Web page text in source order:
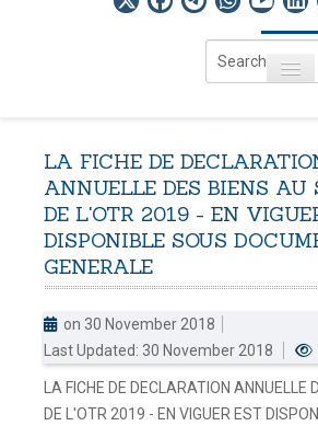
Search
...
Le
LA FICHE DE
ANNUELLE DES BIENS AU
DE L'OTR 2019 - EN
DISPONIBLE SOUS
GENERALE
on 30 November 2018
Last Updated: 30 November 2018
LA FICHE DE DECLARATION ANNUELLE
DE L'OTR 2019 - EN VIGUER EST